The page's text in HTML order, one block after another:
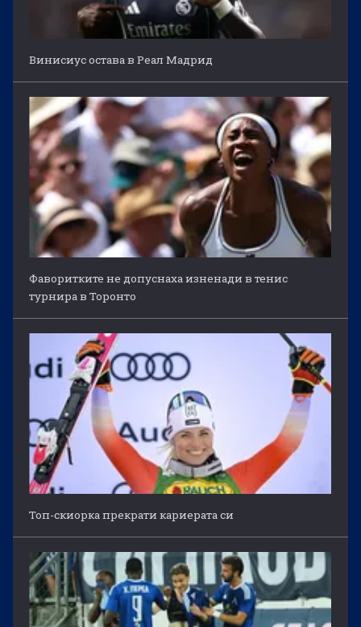
Винисиус остава в Реал Мадрид
Фаворитките не допуснаха изненади в тенис
турнира в Торонто
Топ-скиорка прекрати кариерата си